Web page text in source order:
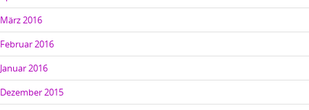
März 2016
Februar 2016
Januar 2016
Dezember 2015